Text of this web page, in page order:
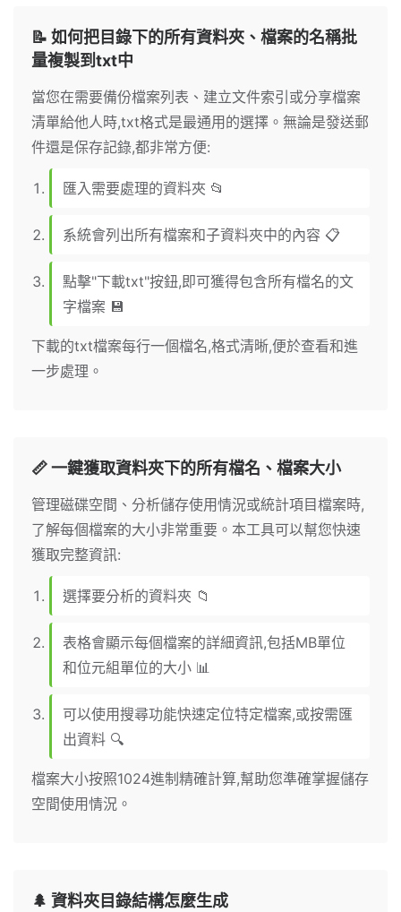
📝 如何把目錄下的所有資料夾、檔案的名稱批
量複製到txt中
當您在需要備份檔案列表、建立文件索引或分享檔案
清單給他人時,txt格式是最通用的選擇。無論是發送郵
件還是保存記錄,都非常方便:
匯入需要處理的資料夾 📂
系統會列出所有檔案和子資料夾中的內容 📋
點擊"下載txt"按鈕,即可獲得包含所有檔名的文
字檔案 💾
下載的txt檔案每行一個檔名,格式清晰,便於查看和進
一步處理。
📏 一鍵獲取資料夾下的所有檔名、檔案大小
管理磁碟空間、分析儲存使用情況或統計項目檔案時,
了解每個檔案的大小非常重要。本工具可以幫您快速
獲取完整資訊:
選擇要分析的資料夾 📁
表格會顯示每個檔案的詳細資訊,包括MB單位
和位元組單位的大小 📊
可以使用搜尋功能快速定位特定檔案,或按需匯
出資料 🔍
檔案大小按照1024進制精確計算,幫助您準確掌握儲存
空間使用情況。
🌲 資料夾目錄結構怎麼生成